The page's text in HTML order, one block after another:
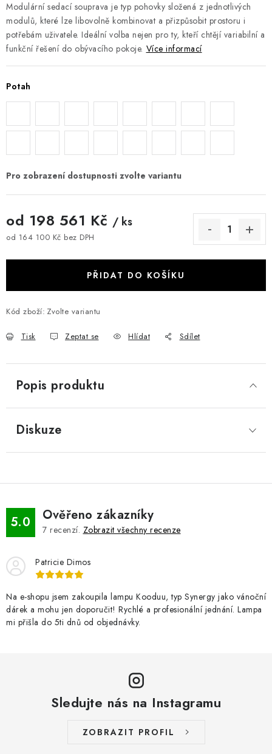
Modulární sedací souprava je typ pohovky složená z jednotlivých
modulů, které lze libovolně kombinovat a přizpůsobit prostoru i
potřebám uživatele. Ideální volba nejen pro ty, kteří chtějí variabilní a
funkční řešení do obývacího pokoje. Více informací
Potah
od 198 561 Kč / ks
od 164 100 Kč bez DPH
PŘIDAT DO KOŠÍKU
Kód zboží: Zvolte variantu
Tisk Zeptat se Hlídat Sdílet
Popis produktu
Diskuze
5.0 Ověřeno zákazníky
7 recenzí. Zobrazit všechny recenze
Patricie Dimos
Na e-shopu jsem zakoupila lampu Kooduu, typ Synergy jako vánoční
dárek a mohu jen doporučit! Rychlé a profesionální jednání. Lampa
mi přišla do 5ti dnů od objednávky.
Sledujte nás na Instagramu
ZOBRAZIT PROFIL